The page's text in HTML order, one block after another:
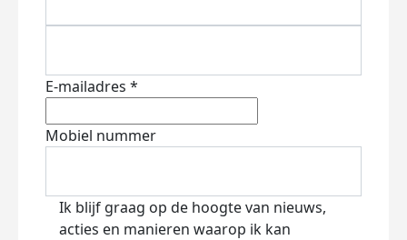
E-mailadres *
Mobiel nummer
Ik blijf graag op de hoogte van nieuws,
acties en manieren waarop ik kan